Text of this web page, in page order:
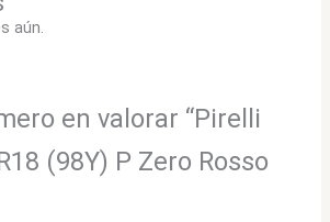
aún.
en valorar “Pirelli
(98Y) P Zero Rosso